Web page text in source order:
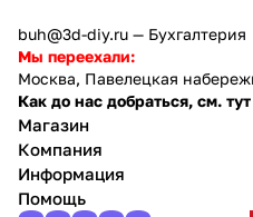
buh@3d-diy.ru — Бухгалтерия
Мы переехали:
Москва, Павелецкая
Как до нас добраться, см. тут
Магазин
Компания
Информация
Помощь